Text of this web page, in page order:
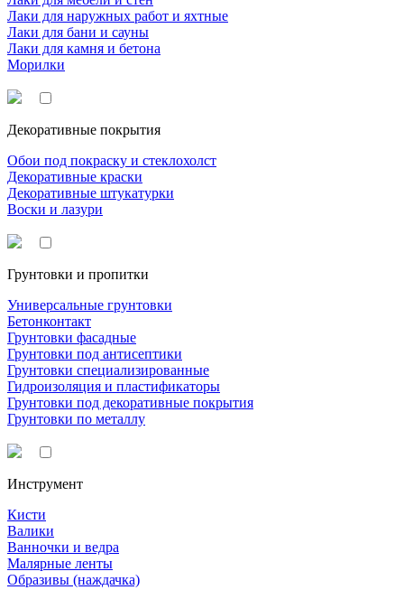
Лаки для наружных работ и яхтные
Лаки для бани и сауны
Лаки для камня и бетона
Морилки
Декоративные покрытия
Обои под покраску и стеклохолст
Декоративные краски
Декоративные штукатурки
Воски и лазури
Грунтовки и пропитки
Универсальные грунтовки
Бетонконтакт
Грунтовки фасадные
Грунтовки под антисептики
Грунтовки специализированные
Гидроизоляция и пластификаторы
Грунтовки под декоративные покрытия
Грунтовки по металлу
Инструмент
Кисти
Валики
Ванночки и ведра
Малярные ленты
Образивы (наждачка)